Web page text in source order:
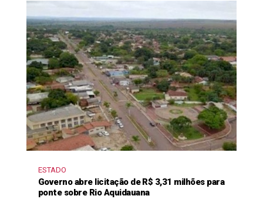
ESTADO
Governo abre licitação de R$ 3,31 milhões para
ponte sobre Rio Aquidauana